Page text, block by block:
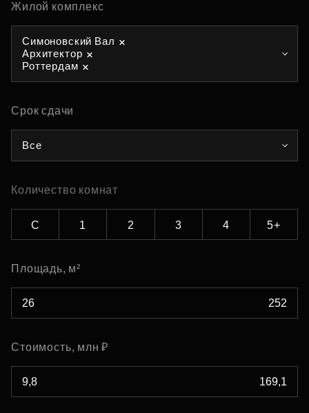
Жилой комплекс
Симоновский Вал
Архитектор
Роттердам
Срок сдачи
Все
Количество комнат
С 1 2 3 4 5+
Площадь, м²
Стоимость, млн ₽